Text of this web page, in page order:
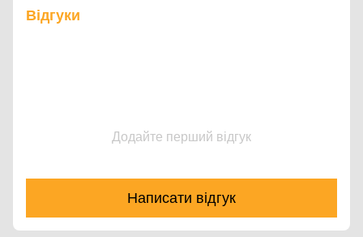
Відгуки
Додайте перший відгук
Написати відгук